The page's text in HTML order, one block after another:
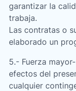
garantizar la
trabaja.
Las contratas o
elaborado un
5.- Fuerza
efectos del
cualquier